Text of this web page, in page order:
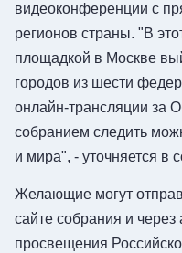
видеоконференции с
регионов страны. "В
площадкой в Москве
городов из шести
онлайн-трансляции за
собранием следить
и мира", - уточняется в
Желающие могут
сайте собрания и
просвещения